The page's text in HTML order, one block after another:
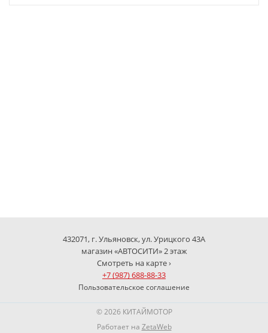
432071, г. Ульяновск, ул. Урицкого 43А
магазин «АВТОСИТИ» 2 этаж
Смотреть на карте ›
+7 (987) 688-88-33
Пользовательское соглашение
© 2026 КИТАЙМОТОР
Работает на ZetaWeb